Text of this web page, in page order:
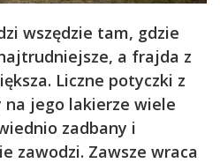
wszędzie tam, gdzie
a frajda z
Liczne potyczki z
na jego lakierze wiele
zadbany i
zawodzi. Zawsze wraca